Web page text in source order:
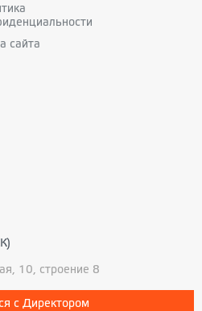
сайта
10, строение 8
с Директором